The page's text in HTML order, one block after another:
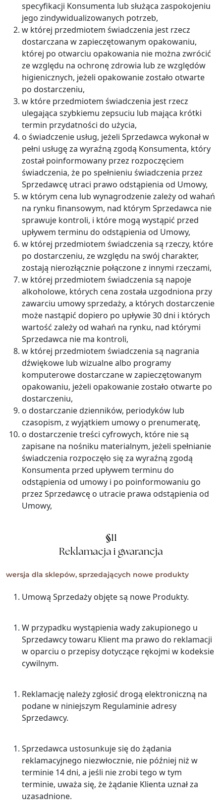
specyfikacji Konsumenta lub służąca zaspokojeniu
jego zindywidualizowanych potrzeb,
w której przedmiotem świadczenia jest rzecz
dostarczana w zapieczętowanym opakowaniu,
której po otwarciu opakowania nie można zwrócić
ze względu na ochronę zdrowia lub ze względów
higienicznych, jeżeli opakowanie zostało otwarte
po dostarczeniu,
w które przedmiotem świadczenia jest rzecz
ulegająca szybkiemu zepsuciu lub mająca krótki
termin przydatności do użycia,
o świadczenie usług, jeżeli Sprzedawca wykonał w
pełni usługę za wyraźną zgodą Konsumenta, który
został poinformowany przez rozpoczęciem
świadczenia, że po spełnieniu świadczenia przez
Sprzedawcę utraci prawo odstąpienia od Umowy,
w którym cena lub wynagrodzenie zależy od wahań
na rynku finansowym, nad którym Sprzedawca nie
sprawuje kontroli, i które mogą wystąpić przed
upływem terminu do odstąpienia od Umowy,
w której przedmiotem świadczenia są rzeczy, które
po dostarczeniu, ze względu na swój charakter,
zostają nierozłącznie połączone z innymi rzeczami,
w której przedmiotem świadczenia są napoje
alkoholowe, których cena została uzgodniona przy
zawarciu umowy sprzedaży, a których dostarczenie
może nastąpić dopiero po upływie 30 dni i których
wartość zależy od wahań na rynku, nad którymi
Sprzedawca nie ma kontroli,
w której przedmiotem świadczenia są nagrania
dźwiękowe lub wizualne albo programy
komputerowe dostarczane w zapieczętowanym
opakowaniu, jeżeli opakowanie zostało otwarte po
dostarczeniu,
o dostarczanie dzienników, periodyków lub
czasopism, z wyjątkiem umowy o prenumeratę,
o dostarczenie treści cyfrowych, które nie są
zapisane na nośniku materialnym, jeżeli spełnianie
świadczenia rozpoczęło się za wyraźną zgodą
Konsumenta przed upływem terminu do
odstąpienia od umowy i po poinformowaniu go
przez Sprzedawcę o utracie prawa odstąpienia od
Umowy,
§11
Reklamacja i gwarancja
wersja dla sklepów, sprzedających nowe produkty
Umową Sprzedaży objęte są nowe Produkty.
W przypadku wystąpienia wady zakupionego u
Sprzedawcy towaru Klient ma prawo do reklamacji
w oparciu o przepisy dotyczące rękojmi w kodeksie
cywilnym.
Reklamację należy zgłosić drogą elektroniczną na
podane w niniejszym Regulaminie adresy
Sprzedawcy.
Sprzedawca ustosunkuje się do żądania
reklamacyjnego niezwłocznie, nie później niż w
terminie 14 dni, a jeśli nie zrobi tego w tym
terminie, uważa się, że żądanie Klienta uznał za
uzasadnione.